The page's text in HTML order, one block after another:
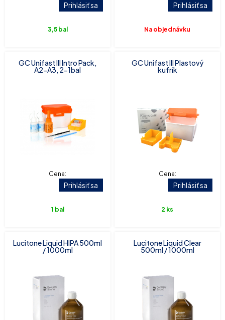
Prihlásiť sa
3,5 bal
Prihlásiť sa
Na objednávku
GC Unifast III Intro Pack,
A2-A3, 2-1bal
Cena:
Prihlásiť sa
1 bal
GC Unifast III Plastový
kufrík
Cena:
Prihlásiť sa
2 ks
Lucitone Liquid HIPA 500ml
/ 1000ml
Lucitone Liquid Clear
500ml / 1000ml